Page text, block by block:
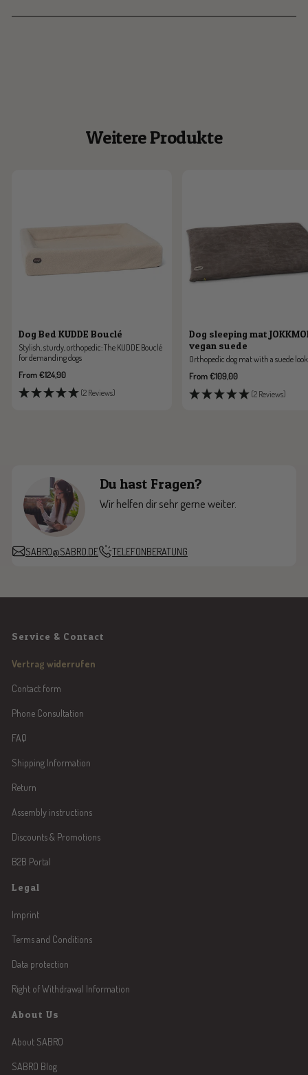
Weitere Produkte
Dog Bed KUDDE Bouclé
Stylish, sturdy, orthopedic: The KUDDE Bouclé
for demanding dogs
Sale
price
From €124,90
(2 Reviews)
Dog sleeping mat
vegan suede
Orthopedic dog mat with a suede look
Sale
price
From €109,00
(2 Reviews)
Du hast Fragen?
Wir helfen dir sehr gerne weiter.
SABRO@SABRO.DE TELEFONBERATUNG
Service & Contact
Vertrag widerrufen
Contact form
Phone Consultation
FAQ
Shipping Information
Return
Assembly instructions
Discounts & Promotions
B2B Portal
Legal
Imprint
Terms and Conditions
Data protection
Right of Withdrawal Information
About Us
About SABRO
SABRO Blog